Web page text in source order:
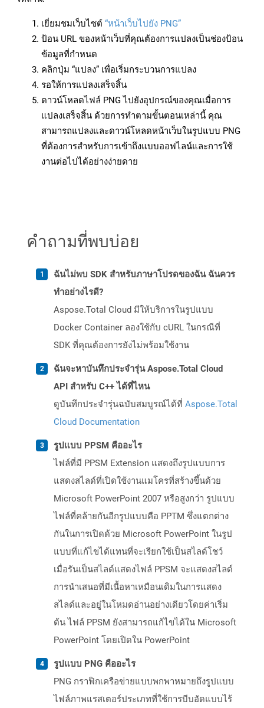
เยี่ยมชมเว็บไซต์ “หน้าเว็บไปยัง PNG”
ป้อน URL ของหน้าเว็บที่คุณต้องการแปลงเป็นช่องป้อน
ข้อมูลที่กำหนด
คลิกปุ่ม “แปลง” เพื่อเริ่มกระบวนการแปลง
รอให้การแปลงเสร็จสิ้น
ดาวน์โหลดไฟล์ PNG ไปยังอุปกรณ์ของคุณเมื่อการ
แปลงเสร็จสิ้น ด้วยการทำตามขั้นตอนเหล่านี้ คุณ
สามารถแปลงและดาวน์โหลดหน้าเว็บในรูปแบบ PNG
ที่ต้องการสำหรับการเข้าถึงแบบออฟไลน์และการใช้
งานต่อไปได้อย่างง่ายดาย
คำถามที่พบบ่อย
ฉันไม่พบ SDK สำหรับภาษาโปรดของฉัน ฉันควร
ทำอย่างไรดี?
Aspose.Total Cloud มีให้บริการในรูปแบบ
Docker Container ลองใช้กับ cURL ในกรณีที่
SDK ที่คุณต้องการยังไม่พร้อมใช้งาน
ฉันจะหาบันทึกประจำรุ่น Aspose.Total Cloud
API สำหรับ C++ ได้ที่ไหน
ดูบันทึกประจำรุ่นฉบับสมบูรณ์ได้ที่ Aspose.Total
Cloud Documentation
รูปแบบ PPSM คืออะไร
ไฟล์ที่มี PPSM Extension แสดงถึงรูปแบบการ
แสดงสไลด์ที่เปิดใช้งานแมโครที่สร้างขึ้นด้วย
Microsoft PowerPoint 2007 หรือสูงกว่า รูปแบบ
ไฟล์ที่คล้ายกันอีกรูปแบบคือ PPTM ซึ่งแตกต่าง
กันในการเปิดด้วย Microsoft PowerPoint ในรูป
แบบที่แก้ไขได้แทนที่จะเรียกใช้เป็นสไลด์โชว์
เมื่อรันเป็นสไลด์แสดงไฟล์ PPSM จะแสดงสไลด์
การนำเสนอที่มีเนื้อหาเหมือนเดิมในการแสดง
สไลด์และอยู่ในโหมดอ่านอย่างเดียวโดยค่าเริ่ม
ต้น ไฟล์ PPSM ยังสามารถแก้ไขได้ใน Microsoft
PowerPoint โดยเปิดใน PowerPoint
รูปแบบ PNG คืออะไร
PNG กราฟิกเครือข่ายแบบพกพาหมายถึงรูปแบบ
ไฟล์ภาพแรสเตอร์ประเภทที่ใช้การบีบอัดแบบไร้